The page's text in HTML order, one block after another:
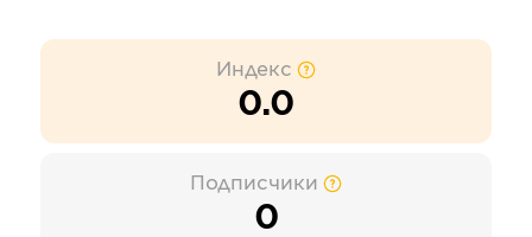
Индекс
0.0
Подписчики
0